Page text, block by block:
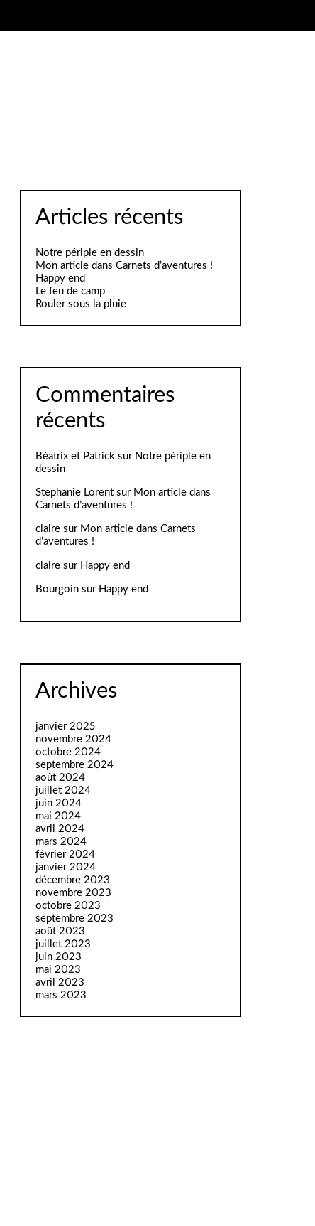
Articles récents
Notre périple en dessin
Mon article dans Carnets d’aventures !
Happy end
Le feu de camp
Rouler sous la pluie
Commentaires
récents
Béatrix et Patrick sur Notre périple en
dessin
Stephanie Lorentsur Mon article dans
Carnets d’aventures !
clairesur Mon article dans Carnets
d’aventures !
clairesur Happy end
Bourgoinsur Happy end
Archives
janvier 2025
novembre 2024
octobre 2024
septembre 2024
août 2024
juillet 2024
juin 2024
mai 2024
avril 2024
mars 2024
février 2024
janvier 2024
décembre 2023
novembre 2023
octobre 2023
septembre 2023
août 2023
juillet 2023
juin 2023
mai 2023
avril 2023
mars 2023